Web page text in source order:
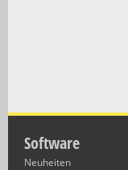
Software
Neuheiten